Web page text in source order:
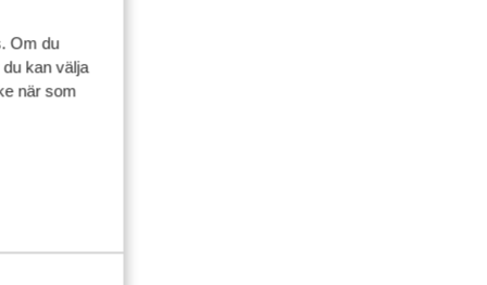
Om du
kan välja
när som
med
att betala
att du
Vi